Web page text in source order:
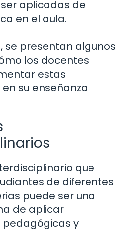
aplicadas de
en el aula.
se presentan algunos
los docentes
estas
su enseñanza
que
de diferentes
puede ser una
de aplicar
y